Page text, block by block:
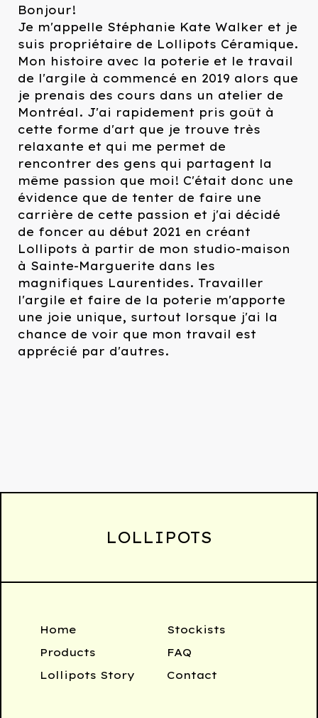
Bonjour!
Je m'appelle Stéphanie Kate Walker et je
suis propriétaire de Lollipots Céramique.
Mon histoire avec la poterie et le travail
de l'argile à commencé en 2019 alors que
je prenais des cours dans un atelier de
Montréal. J'ai rapidement pris goût à
cette forme d'art que je trouve très
relaxante et qui me permet de
rencontrer des gens qui partagent la
même passion que moi! C'était donc une
évidence que de tenter de faire une
carrière de cette passion et j'ai décidé
de foncer au début 2021 en créant
Lollipots à partir de mon studio-maison
à Sainte-Marguerite dans les
magnifiques Laurentides. Travailler
l'argile et faire de la poterie m'apporte
une joie unique, surtout lorsque j'ai la
chance de voir que mon travail est
apprécié par d'autres.
LOLLIPOTS
Home
Products
Lollipots Story
Stockists
FAQ
Contact